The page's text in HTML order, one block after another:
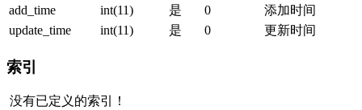
add_time
int(11) 是 0
添加时间
update_time
int(11) 是 0 更新时间
索引
没有已定义的索引！